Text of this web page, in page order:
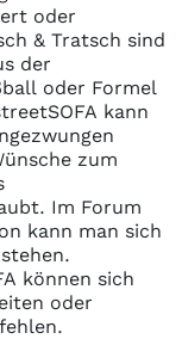
oder
& Tratsch sind
der
oder Formel
kann
zum
Im Forum
kann man sich
können sich
oder